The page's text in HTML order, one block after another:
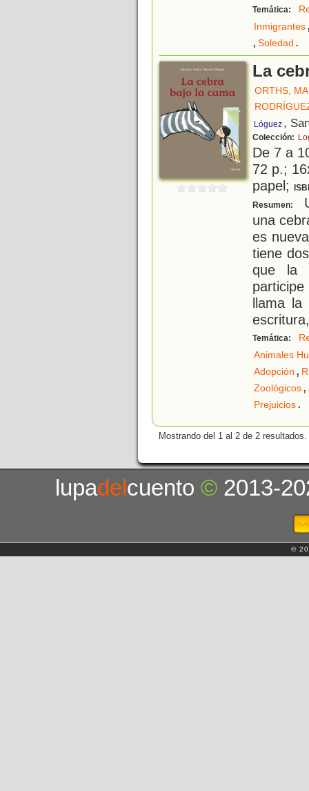
Temática:
Inmigrantes
, Soledad .
La
ORTHS,
Lóguez ,
Colección:
De 7 a
72 p.;
papel;
Resumen:
una
es
tiene
que la
llama la
escritura,
Temática:
Animales
Adopción ,
Zoológicos,
Prejuicios.
Mostrando del 1 al 2 de 2 resultados.
lupadelcuento© 2013-
©